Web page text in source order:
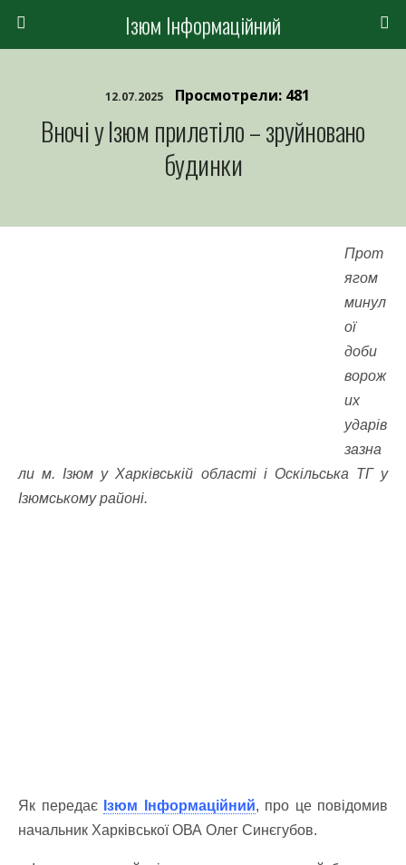
Ізюм Інформаційний
12.07.2025 Просмотрели: 481
Вночі у Ізюм прилетіло – зруйновано
будинки
Прот
ягом
минул
ої
доби
ворож
их
ударів
зазна
ли м. Ізюм у Харківській області і Оскільська ТГ у
Ізюмському районі.
Як передає Ізюм Інформаційний, про це повідомив
начальник Харківської ОВА Олег Синєгубов.